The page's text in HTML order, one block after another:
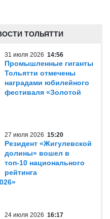
ТОЛЬЯТТИ
31 июля 2026 14:56
Промышленные гиганты
Тольятти отмечены
наградами юбилейного
фестиваля «Золотой
27 июля 2026 15:20
Резидент «Жигулевской
долины» вошел в
топ-10 национального
рейтинга
24 июля 2026 16:17